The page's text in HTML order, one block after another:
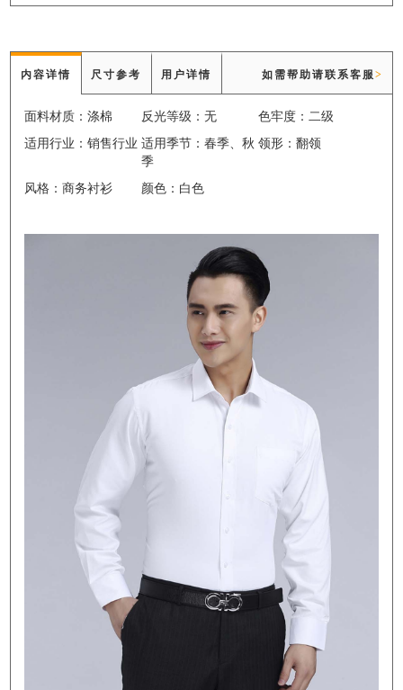
内容详情 尺寸参考 用户详情 如需帮助请联系客服 >
面料材质：涤棉 反光等级：无
色牢度：二级
适用行业：销售行业 适用季节：春季、秋
季
领形：翻领
风格：商务衬衫 颜色：白色